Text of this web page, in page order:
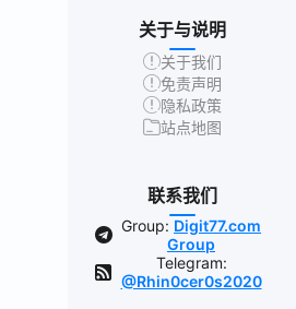
关于与说明
关于我们
免责声明
隐私政策
站点地图
联系我们
Group: Digit77.com
Group
Telegram:
@Rhin0cer0s2020